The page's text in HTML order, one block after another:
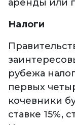
аренды или
Налоги
рубежа
первых
кочевники
ставке 15%,